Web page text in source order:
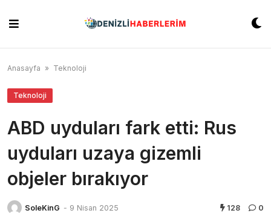
content
Anasayfa » Teknoloji
Teknoloji
ABD uyduları fark etti: Rus
uyduları uzaya gizemli
objeler bırakıyor
SoleKinG - 9 Nisan 2025 128 0